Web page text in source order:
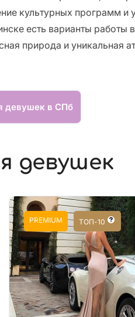
культурных программ и
есть варианты работы
природа и
девушек в СПб
девушек
PREMIUM ТОП-10